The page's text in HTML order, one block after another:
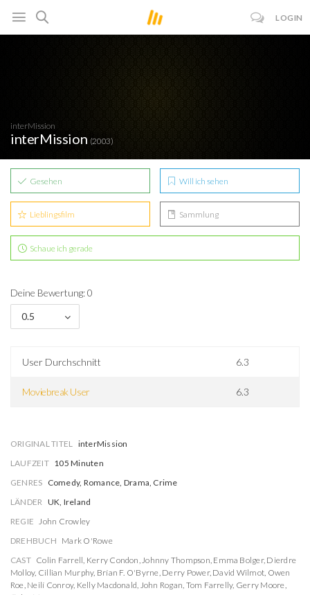
LOGIN
interMission
interMission (2003)
Gesehen Will ich sehen
Lieblingsfilm Sammlung
Schaue ich gerade
Deine Bewertung: 0
0.5
User Durchschnitt 6.3
Moviebreak User 6.3
ORIGINAL TITEL interMission
LAUFZEIT 105 Minuten
GENRES Comedy, Romance, Drama, Crime
LÄNDER UK, Ireland
REGIE John Crowley
DREHBUCH Mark O'Rowe
CAST Colin Farrell, Kerry Condon,Johnny Thompson, Emma Bolger, Dierdre
Molloy, Cillian Murphy, Brían F. O'Byrne, Derry Power, David Wilmot, Owen
Roe, Neilí Conroy, Kelly Macdonald, John Rogan, Tom Farrelly, Gerry Moore,